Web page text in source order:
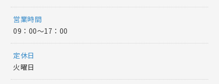
営業時間
09：00〜17：00
定休日
火曜日